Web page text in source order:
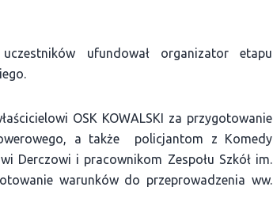
ufundował organizator etapu
OSK KOWALSKI za przygotowanie
a także policjantom z Komedy
Derczowi i pracownikom Zespołu Szkół im.
warunków do przeprowadzenia ww.